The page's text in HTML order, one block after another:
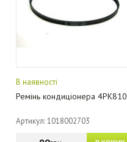
В наявності
Ремінь кондиціонера 4PK810
Артикул: 1018002703